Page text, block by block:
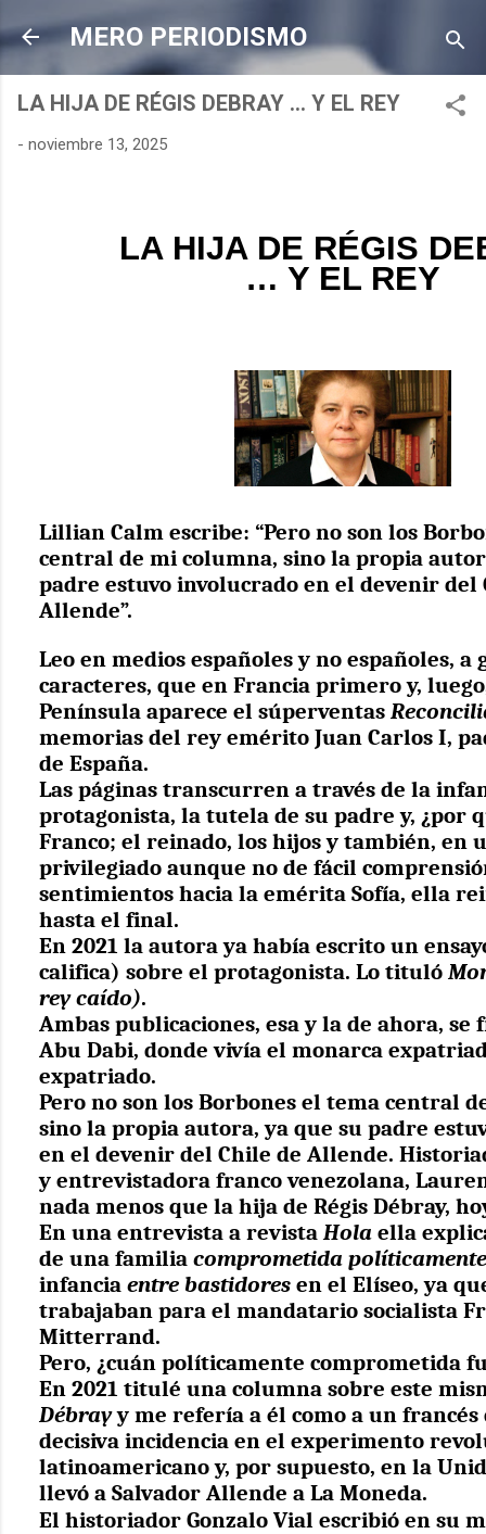
Ir al contenido principal
MERO PERIODISMO
LA HIJA DE RÉGIS DEBRAY … Y EL REY
- noviembre 13, 2025
LA HIJA DE RÉGIS
… Y EL REY
Lillian Calm escribe: “Pero no son los
central de mi columna, sino la propia
padre estuvo involucrado en el devenir del
Allende”.
Leo en medios españoles y no españoles, a
caracteres, que en Francia primero y,
Península aparece el súperventas
memorias del rey emérito Juan Carlos I,
de España.
Las páginas transcurren a través de la
protagonista, la tutela de su padre y, ¿por
Franco; el reinado, los hijos y también, en
privilegiado aunque no de fácil
sentimientos hacia la emérita Sofía, ella
hasta el final.
En 2021 la autora ya había escrito un
califica) sobre el protagonista. Lo tituló
rey caído).
Ambas publicaciones, esa y la de ahora, se
Abu Dabi, donde vivía el monarca
expatriado.
Pero no son los Borbones el tema central
sino la propia autora, ya que su padre
en el devenir del Chile de Allende.
y entrevistadora franco venezolana,
nada menos que la hija de Régis Débray,
En una entrevista a revista Hola ella
de una familia comprometida políticamente
infancia entre bastidores en el Elíseo, ya
trabajaban para el mandatario socialista
Mitterrand.
Pero, ¿cuán políticamente comprometida
En 2021 titulé una columna sobre este
Débrayy me refería a él como a un francés
decisiva incidencia en el experimento
latinoamericano y, por supuesto, en la
llevó a Salvador Allende a La Moneda.
El historiador Gonzalo Vial escribió en su